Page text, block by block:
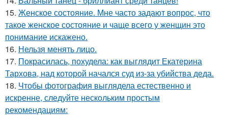
15. Женское состояние. Мне часто задают вопрос, что
такое женское состояние и чаще всего у женщин это
понимание искажено.
16. Нельзя менять лицо.
17. Покрасилась, похудела: как выглядит Екатерина
Тархова, над которой начался суд из-за убийства деда.
18. Чтобы фотография выглядела естественно и
искренне, следуйте нескольким простым
рекомендациям: